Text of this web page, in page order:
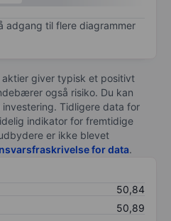
adgang til flere diagrammer
aktier giver typisk et positivt
også risiko. Du kan
Tidligere data for
indikator for fremtidige
er ikke blevet
for data.
50,84
50,89